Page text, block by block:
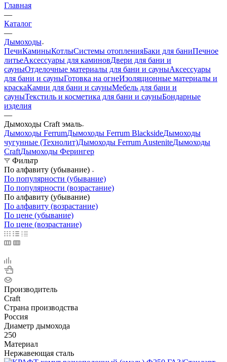
Главная
—
Каталог
—
Дымоходы
ПечиКаминыКотлыСистемы отопленияБаки для баниПечное
литьеАксессуары для каминовДвери для бани и
сауныОтделочные материалы для бани и сауныАксессуары
для бани и сауныГотовка на огнеИзоляционные материалы и
краскаКамни для бани и сауныМебель для бани и
сауныТекстиль и косметика для бани и сауныБондарные
изделия
—
Дымоходы Craft эмаль
Дымоходы FerrumДымоходы Ferrum BlacksideДымоходы
чугунные (Технолит)Дымоходы Ferrum AusteniteДымоходы
CraftДымоходы Ферингер
Фильтр
По алфавиту (убывание)
По популярности (убывание)
По популярности (возрастание)
По алфавиту (убывание)
По алфавиту (возрастание)
По цене (убывание)
По цене (возрастание)
Производитель
Craft
Страна производства
Россия
Диаметр дымохода
250
Материал
Нержавеющая сталь